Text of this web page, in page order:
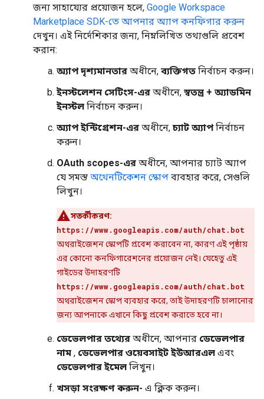
জন্য সাহায্যের প্রয়োজন হলে, Google Workspace
Marketplace SDK-তে আপনার অ্যাপ কনফিগার করুন
দেখুন। এই নির্দেশিকার জন্য, নিম্নলিখিত তথ্যগুলি প্রবেশ
করান:
অ্যাপ দৃশ্যমানতার অধীনে, ব্যক্তিগত নির্বাচন করুন।
ইনস্টলেশন সেটিংস-এর অধীনে, স্বতন্ত্র + অ্যাডমিন
ইনস্টল নির্বাচন করুন।
অ্যাপ ইন্টিগ্রেশন-এর অধীনে, চ্যাট অ্যাপনির্বাচন
করুন।
OAuth scopes-এর অধীনে, আপনার চ্যাট অ্যাপ
যে সমস্ত অথেনটিকেশন স্কোপ ব্যবহার করে, সেগুলি
লিখুন।
সতর্কীকরণ:
https://www.googleapis.com/auth/chat.bot
অথরাইজেশন স্কোপটি প্রবেশ করাবেন না, কারণ এই পৃষ্ঠায়
এর কোনো কনফিগারেশনের প্রয়োজন নেই। যেহেতু এই
গাইডের উদাহরণটি
https://www.googleapis.com/auth/chat.bot
অথরাইজেশন স্কোপ ব্যবহার করে, তাই উদাহরণটি চালানোর
জন্য আপনাকে এখানে কিছু প্রবেশ করাতে হবে না।
ডেভেলপার তথ্যের অধীনে, আপনার ডেভেলপার
নাম , ডেভেলপার ওয়েবসাইট ইউআরএল এবং
ডেভেলপার ইমেল লিখুন।
খসড়া সংরক্ষণ করুন- এ ক্লিক করুন।